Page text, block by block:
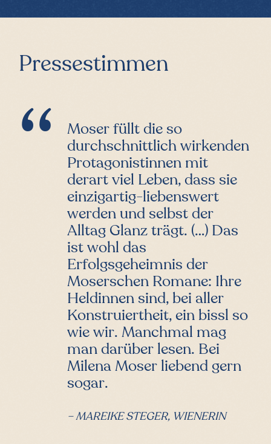
Pressestimmen
Moser füllt die so
durchschnittlich wirkenden
Protagonistinnen mit
derart viel Leben, dass sie
einzigartig-liebenswert
werden und selbst der
Alltag Glanz trägt. (…) Das
ist wohl das
Erfolgsgeheimnis der
Moserschen Romane: Ihre
Heldinnen sind, bei aller
Konstruiertheit, ein bissl so
wie wir. Manchmal mag
man darüber lesen. Bei
Milena Moser liebend gern
sogar.
– MAREIKE STEGER, WIENERIN